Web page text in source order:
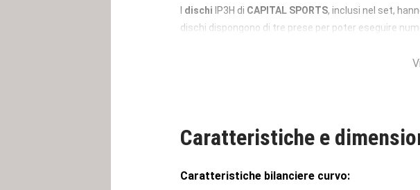
I dischi IP3H di CAPITAL SPORTS, inclusi nel set,
dischi dispongono di tre prese per poter eseguire
Caratteristiche e
Caratteristiche bilanciere curvo: